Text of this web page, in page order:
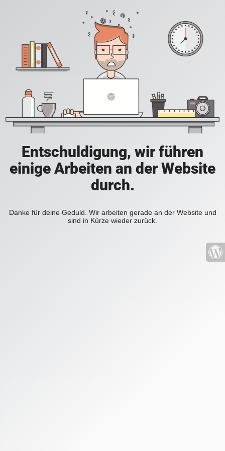
Entschuldigung, wir führen
einige Arbeiten an der Website
durch.
Danke für deine Geduld. Wir arbeiten gerade an der Website und
sind in Kürze wieder zurück.